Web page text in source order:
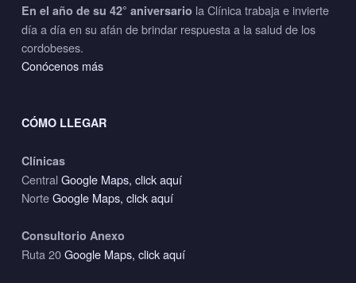
En el año de su 42° aniversario la Clínica trabaja e invierte
día a día en su afán de brindar respuesta a la salud de los
cordobeses.
Conócenos más
CÓMO LLEGAR
Clínicas
CentralGoogle Maps, click aquí
NorteGoogle Maps, click aquí
Consultorio Anexo
Ruta 20Google Maps, click aquí